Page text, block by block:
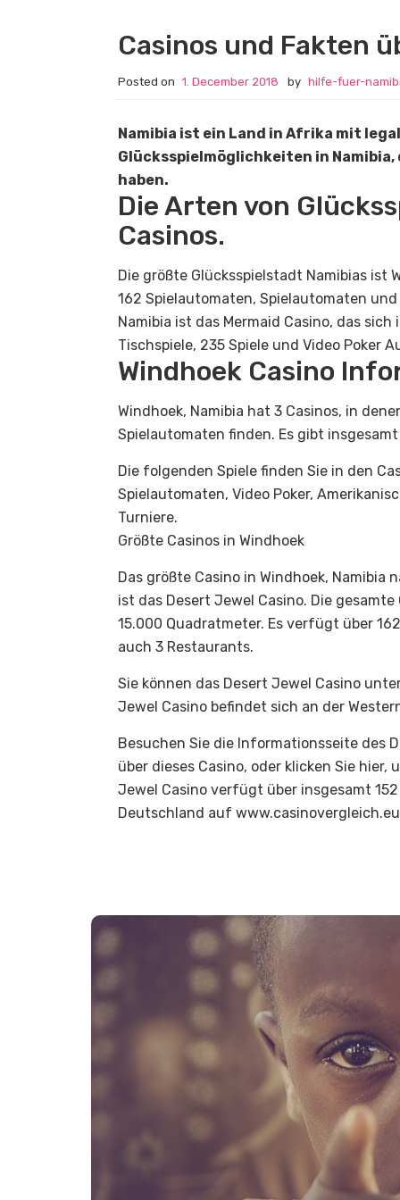
Casinos und Fakten
Posted on 1. December 2018 by hilfe-fuer-
Namibia ist ein Land in Afrika mit
Glücksspielmöglichkeiten in
haben.
Die Arten von
Casinos.
Die größte Glücksspielstadt Namibias ist
162 Spielautomaten, Spielautomaten
Namibia ist das Mermaid Casino, das
Tischspiele, 235 Spiele und Video Poker
Windhoek Casino
Windhoek, Namibia hat 3 Casinos, in
Spielautomaten finden. Es gibt
Die folgenden Spiele finden Sie in den
Spielautomaten, Video Poker,
Turniere.
Größte Casinos in Windhoek
Das größte Casino in Windhoek,
ist das Desert Jewel Casino. Die
15.000 Quadratmeter. Es verfügt über
auch 3 Restaurants.
Sie können das Desert Jewel Casino
Jewel Casino befindet sich an der
Besuchen Sie die Informationsseite des
über dieses Casino, oder klicken Sie
Jewel Casino verfügt über insgesamt
Deutschland auf